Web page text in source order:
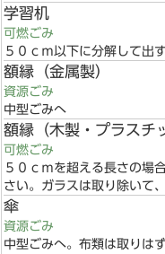
学習机
可燃ごみ
５０ｃｍ以下に分解して出
額縁（金属製）
資源ごみ
中型ごみへ
額縁（木製・プラスチ
可燃ごみ
５０ｃｍを超える長さの場
さい。ガラスは取り除いて
傘
資源ごみ
中型ごみへ。布類は取りは